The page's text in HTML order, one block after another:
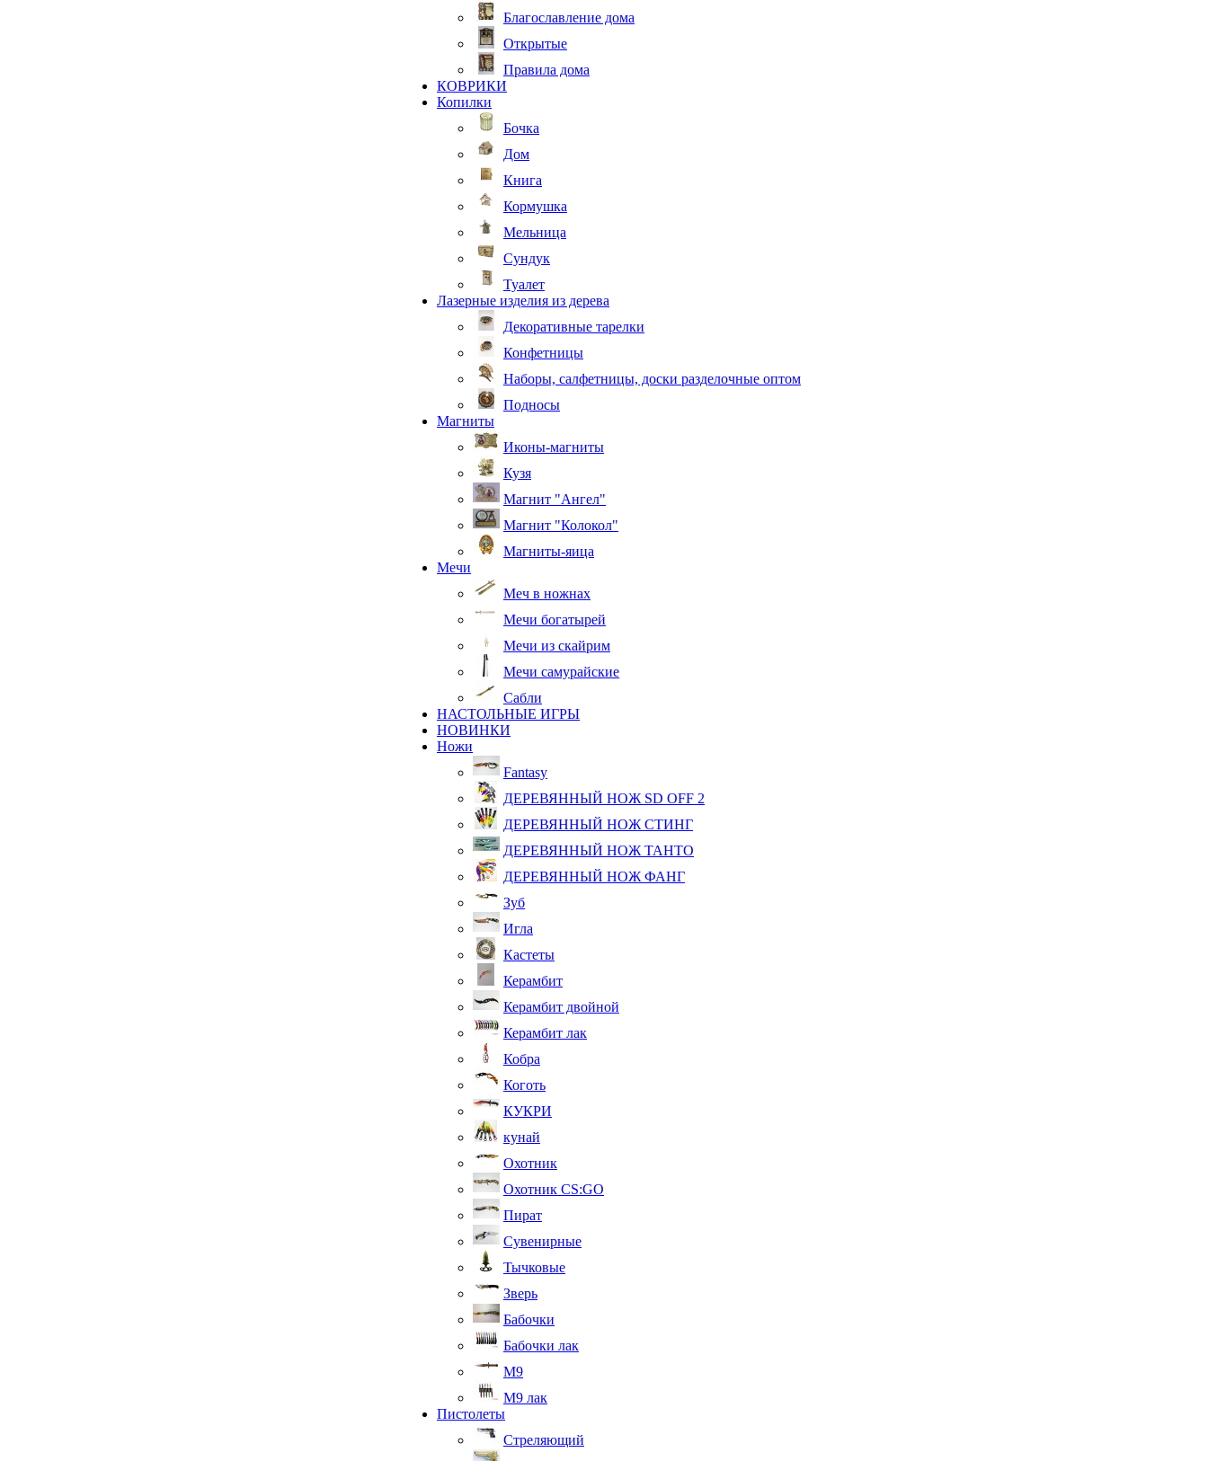
Благославление дома
Открытые
Правила дома
КОВРИКИ
Копилки
Бочка
Дом
Книга
Кормушка
Мельница
Сундук
Туалет
Лазерные изделия из дерева
Декоративные тарелки
Конфетницы
Наборы, салфетницы, доски разделочные оптом
Подносы
Магниты
Иконы-магниты
Кузя
Магнит "Ангел"
Магнит "Колокол"
Магниты-яица
Мечи
Меч в ножнах
Мечи богатырей
Мечи из скайрим
Мечи самурайские
Сабли
НАСТОЛЬНЫЕ ИГРЫ
НОВИНКИ
Ножи
Fantasy
ДЕРЕВЯННЫЙ НОЖ SD OFF 2
ДЕРЕВЯННЫЙ НОЖ СТИНГ
ДЕРЕВЯННЫЙ НОЖ ТАНТО
ДЕРЕВЯННЫЙ НОЖ ФАНГ
Зуб
Игла
Кастеты
Керамбит
Керамбит двойной
Керамбит лак
Кобра
Коготь
КУКРИ
кунай
Охотник
Охотник CS:GO
Пират
Сувенирные
Тычковые
Зверь
Бабочки
Бабочки лак
М9
M9 лак
Пистолеты
Стреляющий